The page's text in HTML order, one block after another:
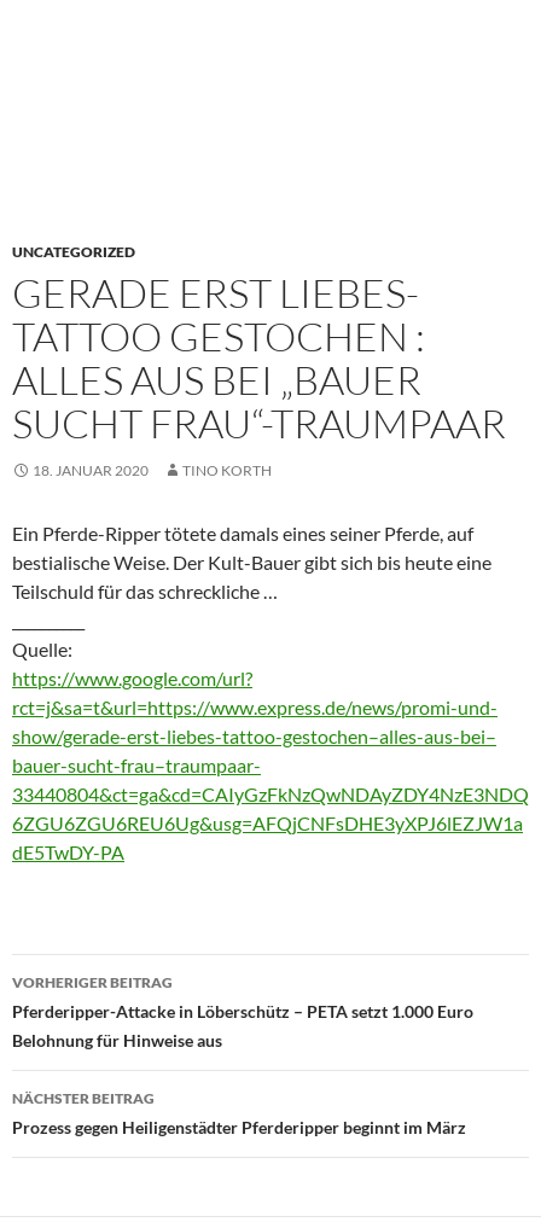
UNCATEGORIZED
GERADE ERST LIEBES-
TATTOO GESTOCHEN :
ALLES AUS BEI „BAUER
SUCHT FRAU“-TRAUMPAAR
18. JANUAR 2020 TINO KORTH
Ein Pferde-Ripper tötete damals eines seiner Pferde, auf
bestialische Weise. Der Kult-Bauer gibt sich bis heute eine
Teilschuld für das schreckliche …
Quelle:
https://www.google.com/url?
rct=j&sa=t&url=https://www.express.de/news/promi-und-
show/gerade-erst-liebes-tattoo-gestochen–alles-aus-bei–
bauer-sucht-frau–traumpaar-
33440804&ct=ga&cd=CAIyGzFkNzQwNDAyZDY4NzE3NDQ
6ZGU6ZGU6REU6Ug&usg=AFQjCNFsDHE3yXPJ6lEZJW1a
dE5TwDY-PA
Beitragsnavigation
VORHERIGER BEITRAG
Pferderipper-Attacke in Löberschütz – PETA setzt 1.000 Euro
Belohnung für Hinweise aus
NÄCHSTER BEITRAG
Prozess gegen Heiligenstädter Pferderipper beginnt im März